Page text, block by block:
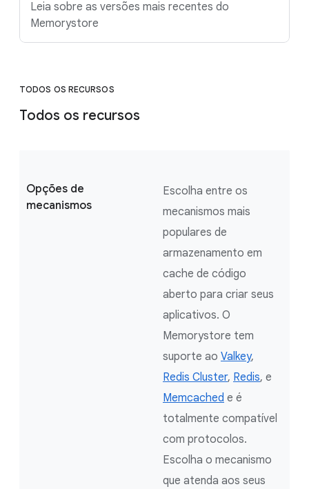
Leia sobre as versões mais recentes do
Memorystore
TODOS OS RECURSOS
Todos os recursos
Opções de
mecanismos
Escolha entre os
mecanismos mais
populares de
armazenamento em
cache de código
aberto para criar seus
aplicativos. O
Memorystore tem
suporte ao Valkey,
Redis Cluster, Redis, e
Memcached e é
totalmente compatível
com protocolos.
Escolha o mecanismo
que atenda aos seus